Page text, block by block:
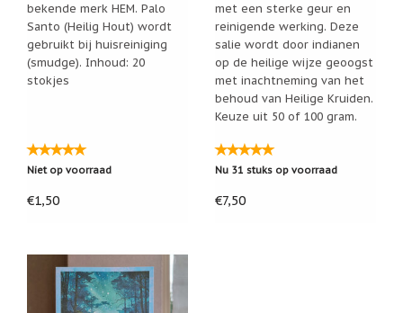
3
termijnen!
Verhuizingsuitverkoop
Hulp
nodig
van
een
cadeautje?
van
Vrolijke
bekende merk HEM. Palo
Santo (Heilig Hout) wordt
gebruikt bij huisreiniging
(smudge). Inhoud: 20
stokjes
Niet op voorraad
€1,50
met een sterke geur en
reinigende werking. Deze
salie wordt door indianen
op de heilige wijze geoogst
met inachtneming van het
behoud van Heilige Kruiden.
Keuze uit 50 of 100 gram.
Nu 31 stuks op voorraad
€7,50